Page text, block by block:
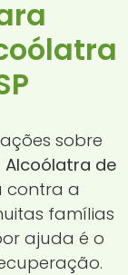
sobre
de
contra a
famílias
ajuda é o